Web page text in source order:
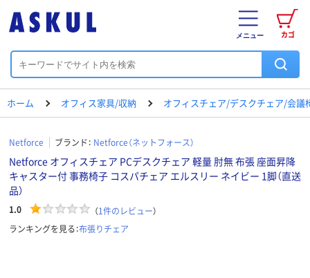
カゴ
メニュー
ホーム オフィス家具/収納 オフィスチェア/デスクチェア/会議
Netforce ブランド： Netforce（ネットフォース）
Netforce オフィスチェア PCデスクチェア 軽量 肘無 布張 座面昇降
キャスター付 事務椅子 コスパチェア エルスリー ネイビー 1脚（直送
品）
1.0 （1件のレビュー）
ランキングを見る：布張りチェア